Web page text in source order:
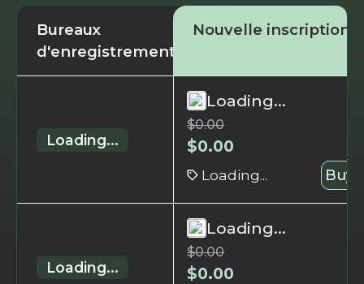
Bureaux
d'enregistrement
Nouvelle inscription
Loading...
Loading...
$0.00
$0.00
Loading... Buy
Loading...
Loading...
$0.00
$0.00